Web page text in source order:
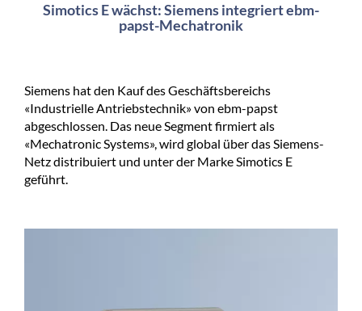
Simotics E wächst: Siemens integriert ebm-
papst-Mechatronik
Siemens hat den Kauf des Geschäftsbereichs
«Industrielle Antriebstechnik» von ebm-papst
abgeschlossen. Das neue Segment firmiert als
«Mechatronic Systems», wird global über das Siemens-
Netz distribuiert und unter der Marke Simotics E
geführt.